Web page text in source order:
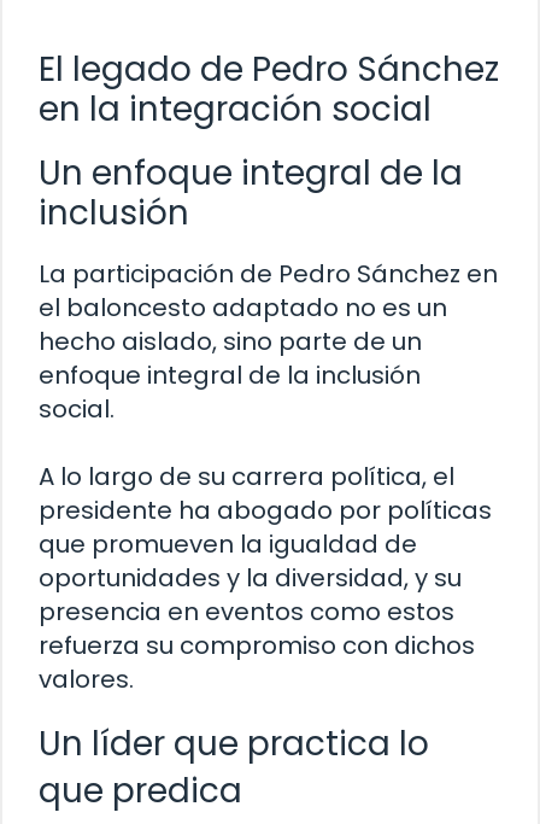
El legado de Pedro Sánchez
en la integración social
Un enfoque integral de la
inclusión
La participación de Pedro Sánchez en
el baloncesto adaptado no es un
hecho aislado, sino parte de un
enfoque integral de la inclusión
social.
A lo largo de su carrera política, el
presidente ha abogado por políticas
que promueven la igualdad de
oportunidades y la diversidad, y su
presencia en eventos como estos
refuerza su compromiso con dichos
valores.
Un líder que practica lo
que predica